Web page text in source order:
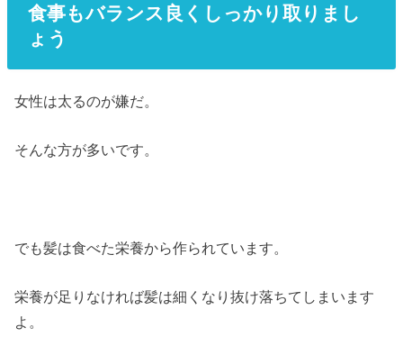
食事もバランス良くしっかり取りまし
ょう
女性は太るのが嫌だ。
そんな方が多いです。
でも髪は食べた栄養から作られています。
栄養が足りなければ髪は細くなり抜け落ちてしまいます
よ。